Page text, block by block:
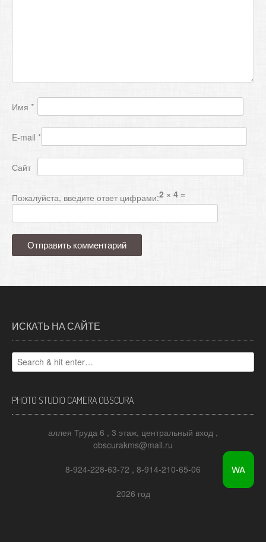
п
с
я
м
Имя *
E-mail *
Сайт
Пожалуйста, введите ответ цифрами:2 × 4 =
ИСКАТЬ НА САЙТЕ
PHOTO STUDIO CAMERA OBSCURA
аллея Труда 6 , 3 этаж, центральный вход ,
obscurakms@mail.ru
8-924-228-63-72 , 8-914-210-65-06
2026 год
WA